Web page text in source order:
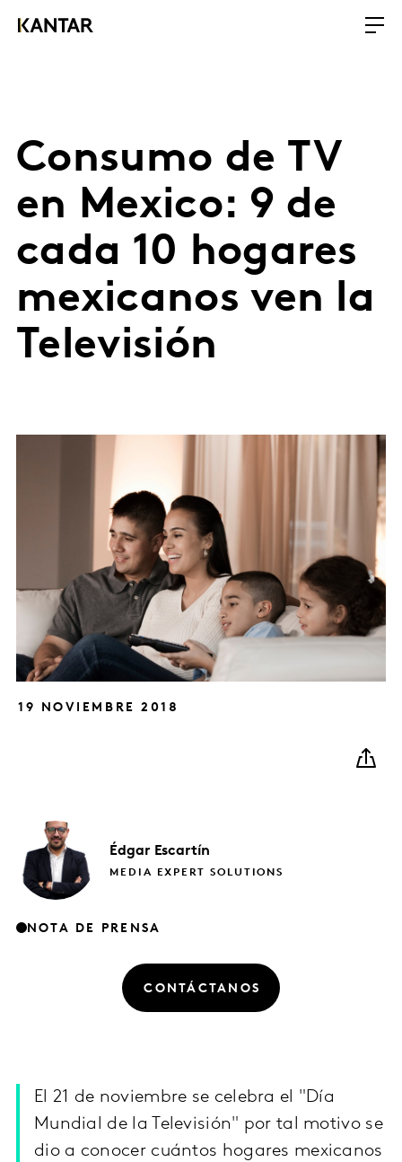
Consumo de TV
en Mexico: 9 de
cada 10 hogares
mexicanos ven la
Televisión
19 NOVIEMBRE 2018
Édgar Escartín
MEDIA EXPERT SOLUTIONS
NOTA DE PRENSA
CONTÁCTANOS
El 21 de noviembre se celebra el "Día
Mundial de la Televisión" por tal motivo se
dio a conocer cuántos hogares mexicanos